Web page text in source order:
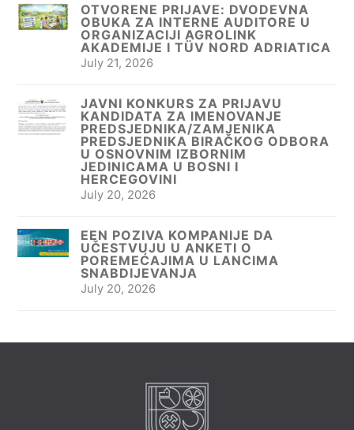
OTVORENE PRIJAVE: DVODEVNA
OBUKA ZA INTERNE AUDITORE U
ORGANIZACIJI AGROLINK
AKADEMIJE I TÜV NORD ADRIATICA
July 21, 2026
JAVNI KONKURS ZA PRIJAVU
KANDIDATA ZA IMENOVANJE
PREDSJEDNIKA/ZAMJENIKA
PREDSJEDNIKA BIRAČKOG ODBORA
U OSNOVNIM IZBORNIM
JEDINICAMA U BOSNI I
HERCEGOVINI
July 20, 2026
EEN POZIVA KOMPANIJE DA
UČESTVUJU U ANKETI O
POREMEĆAJIMA U LANCIMA
SNABDIJEVANJA
July 20, 2026